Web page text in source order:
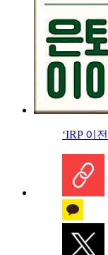
‘IRP 이